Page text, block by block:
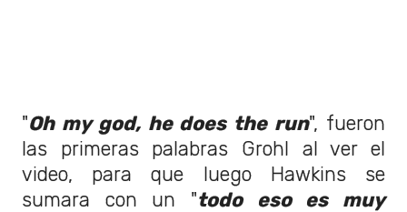
"Oh my god, he does the run", fueron
las primeras palabras Grohl al ver el
video, para que luego Hawkins se
sumara con un "todo eso es muy